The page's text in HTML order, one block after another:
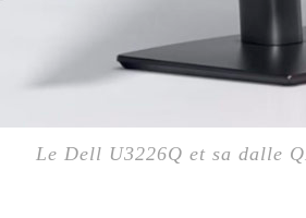
Le Dell U3226Q et sa dalle